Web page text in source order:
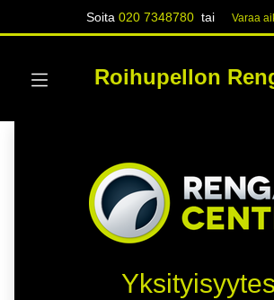
Soita020 7348780 tai Varaa
Roihupellon